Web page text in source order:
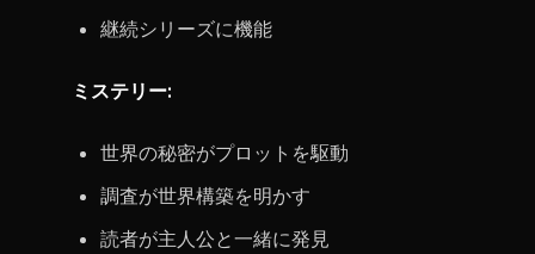
継続シリーズに機能
ミステリー:
世界の秘密がプロットを駆動
調査が世界構築を明かす
読者が主人公と一緒に発見